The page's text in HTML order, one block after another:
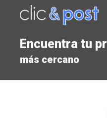
principal
Encuentra tu
más cercano